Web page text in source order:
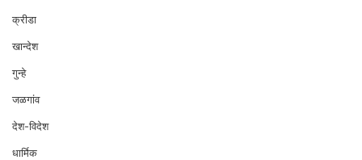
क्रीडा
खान्देश
गुन्हे
जळगांव
देश-विदेश
धार्मिक